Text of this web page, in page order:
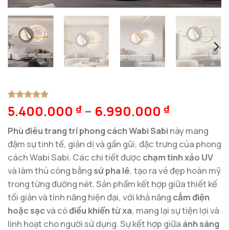
5trên 5
dựa trên
1
5.400.000 ₫ – 6.990.000 ₫
Phù điêu trang trí phong cách Wabi Sabi này mang
đậm sự tinh tế, giản dị và gần gũi, đặc trưng của phong
cách Wabi Sabi. Các chi tiết được chạm tinh xảo UV
và làm thủ công bằng sứ pha lê, tạo ra vẻ đẹp hoàn mỹ
trong từng đường nét. Sản phẩm kết hợp giữa thiết kế
tối giản và tính năng hiện đại, với khả năng cắm điện
hoặc sạcvà cóđiều khiển từ xa, mang lại sự tiện lợi và
linh hoạt cho người sử dụng. Sự kết hợp giữa ánh sáng